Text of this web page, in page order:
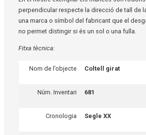
perpendicular respecte la direcció de tall de
una marca o símbol del fabricant que el
no permet distingir si és un sol o una fulla.
Fitxa tècnica:
Nom de l’objecte Coltell girat
Núm. Inventari 681
Cronologia Segle XX